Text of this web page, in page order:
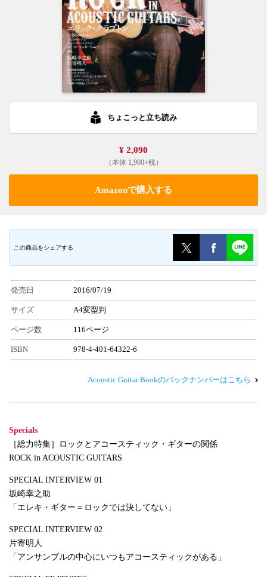
ちょこっと立ち読み
¥ 2,090
（本体 1,900+税）
Amazonで購入する
この商品をシェアする
発売日 2016/07/19
サイズ A4変型判
ページ数 116ページ
ISBN 978-4-401-64322-6
Acoustic Guitar Bookのバックナンバーはこちら
Specials
［総力特集］ロックとアコースティック・ギターの関係
ROCK in ACOUSTIC GUITARS
SPECIAL INTERVIEW 01
坂崎幸之助
「エレキ・ギター＝ロックでは決してない」
SPECIAL INTERVIEW 02
片寄明人
「アンサンブルの中心にいつもアコースティックがある」